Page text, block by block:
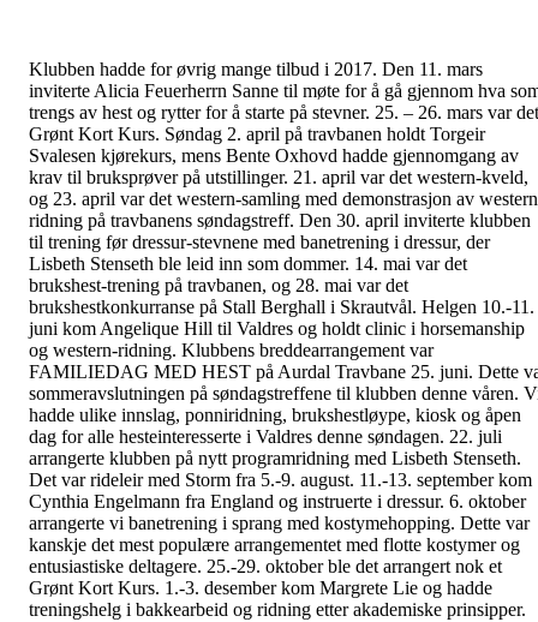
Klubben hadde for øvrig mange tilbud i 2017. Den 11. mars
inviterte Alicia Feuerherrn Sanne til møte for å gå gjennom hva
trengs av hest og rytter for å starte på stevner. 25. – 26. mars var det
Grønt Kort Kurs. Søndag 2. april på travbanen holdt Torgeir
Svalesen kjørekurs, mens Bente Oxhovd hadde gjennomgang av
krav til bruksprøver på utstillinger. 21. april var det western-kveld,
og 23. april var det western-samling med demonstrasjon av
ridning på travbanens søndagstreff. Den 30. april inviterte klubben
til trening før dressur-stevnene med banetrening i dressur, der
Lisbeth Stenseth ble leid inn som dommer. 14. mai var det
brukshest-trening på travbanen, og 28. mai var det
brukshestkonkurranse på Stall Berghall i Skrautvål. Helgen 10.-11.
juni kom Angelique Hill til Valdres og holdt clinic i horsemanship
og western-ridning. Klubbens breddearrangement var
FAMILIEDAG MED HEST på Aurdal Travbane 25. juni. Dette
sommeravslutningen på søndagstreffene til klubben denne våren.
hadde ulike innslag, ponniridning, brukshestløype, kiosk og åpen
dag for alle hesteinteresserte i Valdres denne søndagen. 22. juli
arrangerte klubben på nytt programridning med Lisbeth Stenseth.
Det var rideleir med Storm fra 5.-9. august. 11.-13. september kom
Cynthia Engelmann fra England og instruerte i dressur. 6. oktober
arrangerte vi banetrening i sprang med kostymehopping. Dette var
kanskje det mest populære arrangementet med flotte kostymer og
entusiastiske deltagere. 25.-29. oktober ble det arrangert nok et
Grønt Kort Kurs. 1.-3. desember kom Margrete Lie og hadde
treningshelg i bakkearbeid og ridning etter akademiske prinsipper.